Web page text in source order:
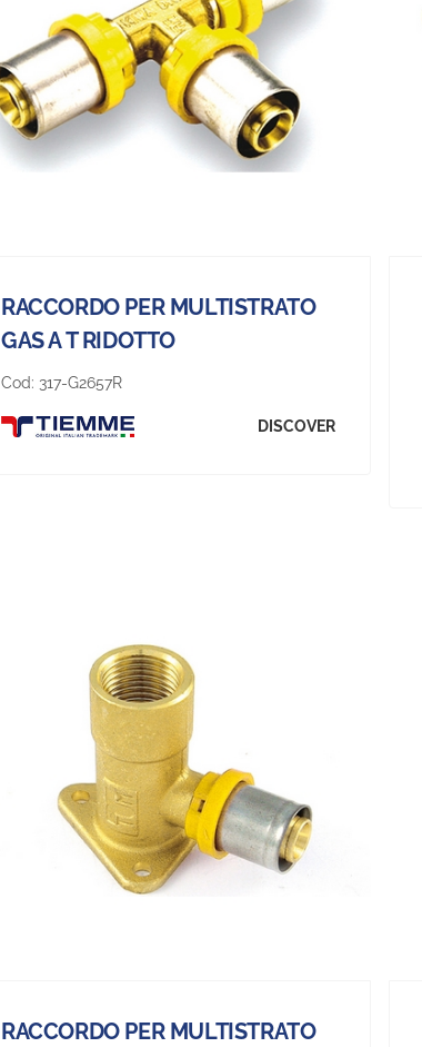
RACCORDO PER MULTISTRATO
GAS A T RIDOTTO
Cod: 317-G2657R
DISCOVER
RACCORDO PER MULTISTRATO